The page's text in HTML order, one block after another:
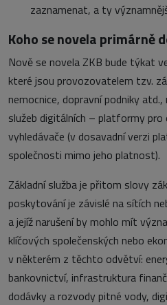
zaznamenat, a ty
Koho se novela primárně
Nově se novela ZKB bude týkat
které jsou provozovatelem tzv.
nemocnice, dopravní podniky
služeb digitálních – platformy pro
vyhledávače (v dosavadní verzi
společnosti mimo jeho platnost).
Základní služba je přitom slovy
poskytování je závislé na sítích
a jejíž narušení by mohlo mít
klíčových společenských nebo
v některém z těchto odvětví:
bankovnictví, infrastruktura
dodávky a rozvody pitné vody,